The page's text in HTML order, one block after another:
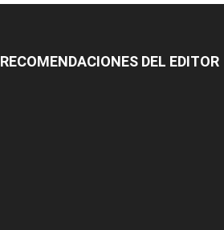
RECOMENDACIONES DEL EDITOR